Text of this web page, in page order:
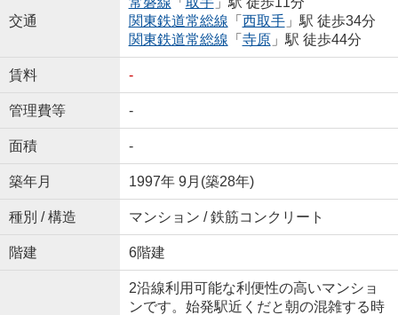
交通
関東鉄道常総線 「 西取手」駅 徒歩34分
関東鉄道常総線 「 寺原」駅 徒歩44分
賃料 -
管理費等 -
面積 -
築年月 1997年 9月(築28年)
種別 / 構造 マンション / 鉄筋コンクリート
階建 6階建
2沿線利用可能な利便性の高いマンショ
ンです。始発駅近くだと朝の混雑する時